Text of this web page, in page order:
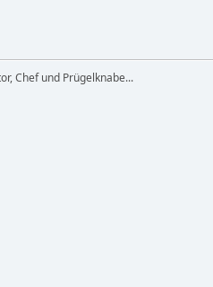
Chef und Prügelknabe...